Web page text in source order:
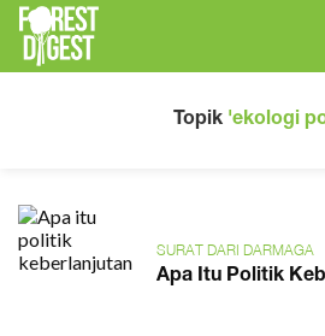
Topik 'ekologi
SURAT DARI DARMAGA
Apa Itu Politik